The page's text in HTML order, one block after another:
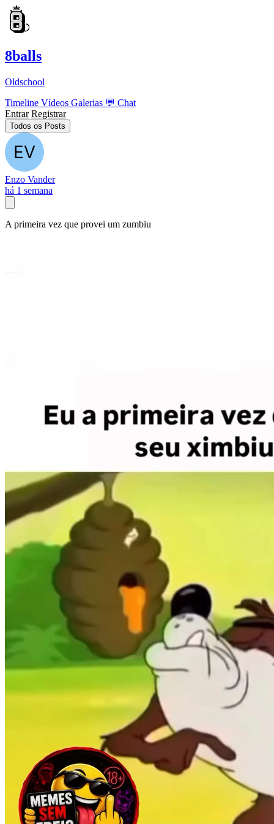
8balls
Oldschool
Timeline Vídeos Galerias 💬 Chat
Entrar Registrar
Todos os Posts
Enzo Vander
há 1 semana
A primeira vez que provei um zumbiu